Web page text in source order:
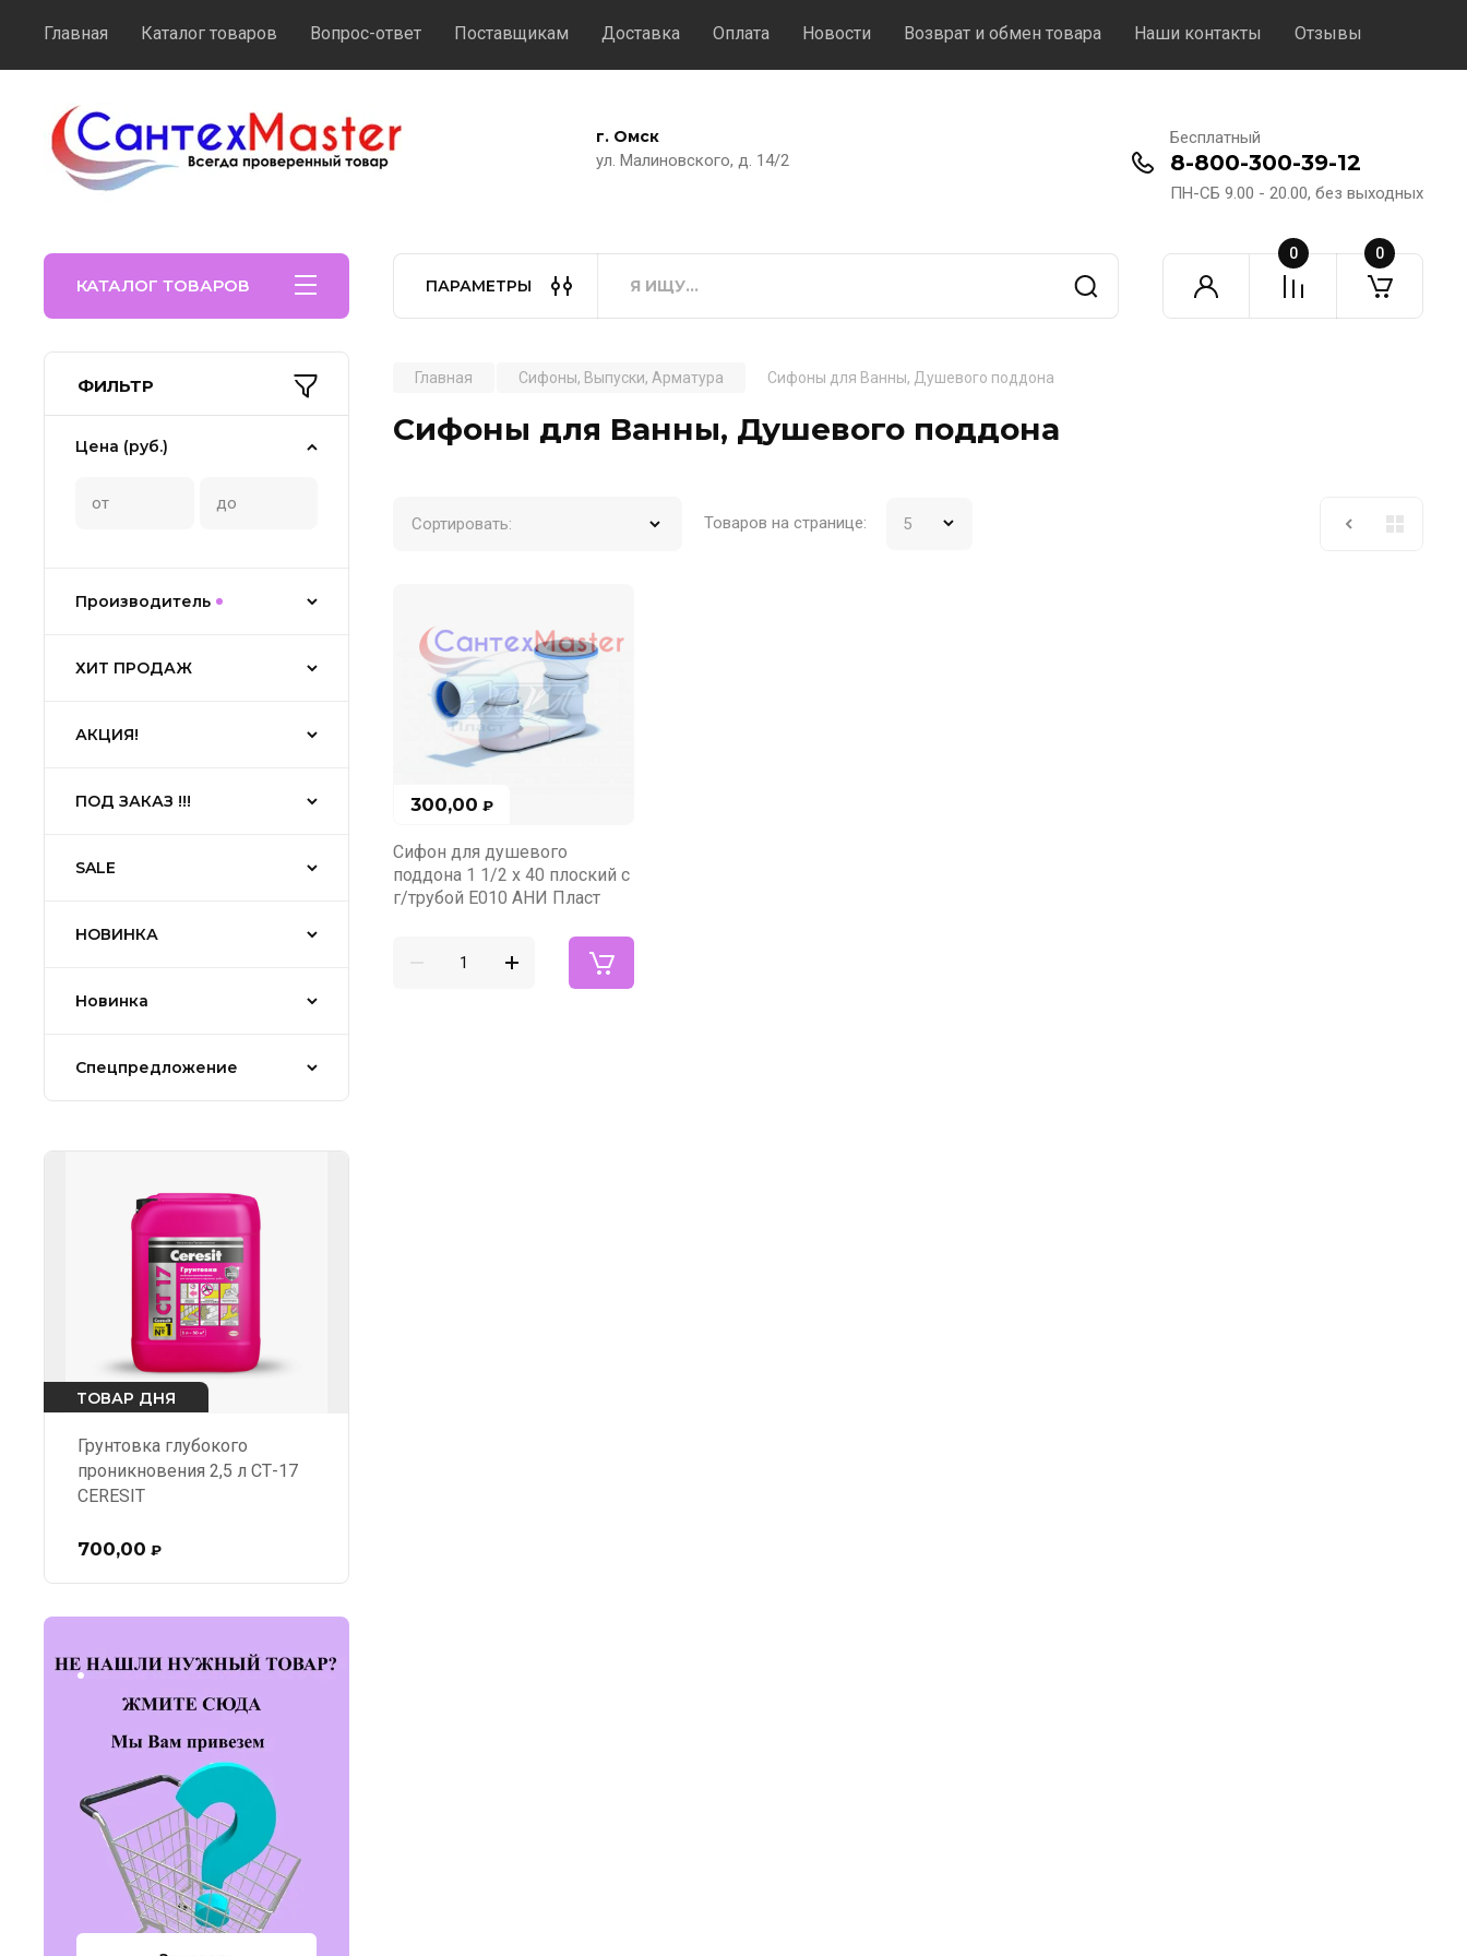
Главная Каталог товаров Вопрос-ответ Поставщикам Доставка Оплата Новости Возврат и обмен товара Наши контакты Отзывы
г. Омск
ул. Малиновского, д. 14/2
Бесплатный
8-800-300-39-12
ПН-СБ 9.00 - 20.00, без выходных
КАТАЛОГ ТОВАРОВ ПАРАМЕТРЫ
0 0
ФИЛЬТР
Цена (руб.)
Производитель
ХИТ ПРОДАЖ
АКЦИЯ!
ПОД ЗАКАЗ !!!
SALE
НОВИНКА
Новинка
Спецпредложение
ТОВАР ДНЯ
Грунтовка глубокого
проникновения 2,5 л СТ-17
CERESIT
700,00 ₽
.
Главная Сифоны, Выпуски, Арматура Сифоны для Ванны, Душевого поддона
Сифоны для Ванны, Душевого поддона
Сортировать: Товаров на странице:
300,00 ₽
Сифон для душевого
поддона 1 1/2 х 40 плоский с
г/трубой Е010 АНИ Пласт